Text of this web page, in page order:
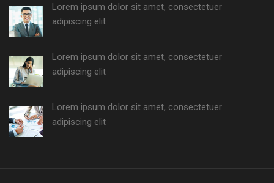
Lorem ipsum dolor sit amet, consectetuer
adipiscing elit
Lorem ipsum dolor sit amet, consectetuer
adipiscing elit
Lorem ipsum dolor sit amet, consectetuer
adipiscing elit